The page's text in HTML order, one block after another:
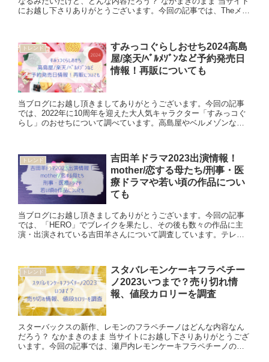
にお越し下さりありがとうございます。今回の記事では、Theメロ
トレンド
すみっコぐらしおせち2024高島
屋/楽天/ﾍﾞﾙﾒｿﾞﾝなど予約発売日
情報！再販についても
当ブログにお越し頂きましてありがとうございます。今回の記事
では、2022年に10周年を迎えた大人気キャラクター「すみっコぐ
らし」のおせちについて調べています。高島屋やベルメゾンなど
トレンド
吉田羊ドラマ2023出演情報！
mother/恋する母たち/刑事・医
療ドラマや若い頃の作品につい
ても
当ブログにお越し頂きましてありがとうございます。今回の記事
では、「HERO」でブレイクを果たし、その後も数々の作品に主
演・出演されている吉田羊さんについて調査しています。テレビ
トレンド
スタバレモンケーキフラペチー
ノ2023いつまで？売り切れ情
報、値段カロリーを調査
スターバックスの新作、レモンのフラペチーノはどんな内容なん
だろう？ なかまきのまま 当サイトにお越し下さりありがとうござ
います。今回の記事では、瀬戸内レモンケーキフラペチーノの販